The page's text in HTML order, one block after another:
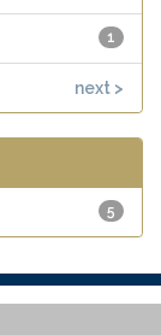
1
next >
5